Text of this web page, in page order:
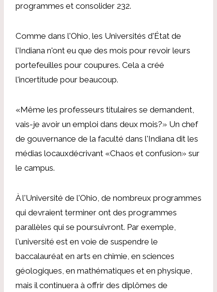
programmes et consolider 232.
Comme dans l'Ohio, les Universités d'État de
l'Indiana n'ont eu que des mois pour revoir leurs
portefeuilles pour coupures. Cela a créé
l'incertitude pour beaucoup.
«Même les professeurs titulaires se demandent,
vais-je avoir un emploi dans deux mois?» Un chef
de gouvernance de la faculté dans l'Indiana dit les
médias locauxdécrivant «Chaos et confusion» sur
le campus.
À l'Université de l'Ohio, de nombreux programmes
qui devraient terminer ont des programmes
parallèles qui se poursuivront. Par exemple,
l'université est en voie de suspendre le
baccalauréat en arts en chimie, en sciences
géologiques, en mathématiques et en physique,
mais il continuera à offrir des diplômes de